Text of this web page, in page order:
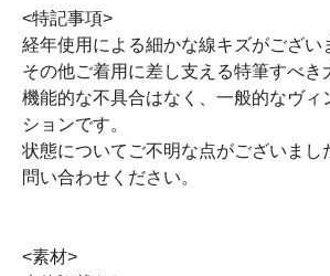
<特記事項>
経年使用による細かな線キズがござい
その他ご着用に差し支える特筆すべき
機能的な不具合はなく、一般的なヴィ
ションです。
状態についてご不明な点がございまし
問い合わせください。
<素材>